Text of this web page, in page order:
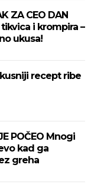
ZA CEO DAN
i krompira –
ukusa!
recept ribe
POČEO Mnogi
kad ga
greha